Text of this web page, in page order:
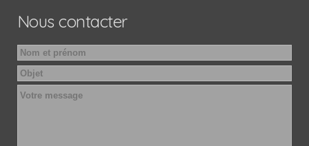
Nous contacter